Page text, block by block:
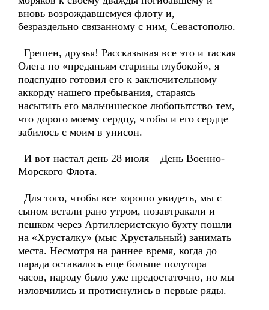
вновь возрождавшемуся флоту и,
безраздельно связанному с ним, Севастополю.
Грешен, друзья! Рассказывая все это и таская
Олега по «преданьям старины глубокой», я
подспудно готовил его к заключительному
аккорду нашего пребывания, стараясь
насытить его мальчишеское любопытство тем,
что дорого моему сердцу, чтобы и его сердце
забилось с моим в унисон.
И вот настал день 28 июля – День Военно-
Морского Флота.
Для того, чтобы все хорошо увидеть, мы с
сыном встали рано утром, позавтракали и
пешком через Артиллеристскую бухту пошли
на «Хрусталку» (мыс Хрустальный) занимать
места. Несмотря на раннее время, когда до
парада оставалось еще больше полутора
часов, народу было уже предостаточно, но мы
изловчились и протиснулись в первые ряды.